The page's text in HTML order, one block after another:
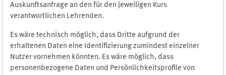
Auskunftsanfrage an den für den jeweiligen Kurs
verantwortlichen Lehrenden.
Es wäre technisch möglich, dass Dritte aufgrund der
erhaltenen Daten eine Identifizierung zumindest einzelner
Nutzer vornehmen könnten. Es wäre möglich, dass
personenbezogene Daten und Persönlichkeitsprofile von